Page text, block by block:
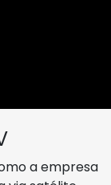
a empresa